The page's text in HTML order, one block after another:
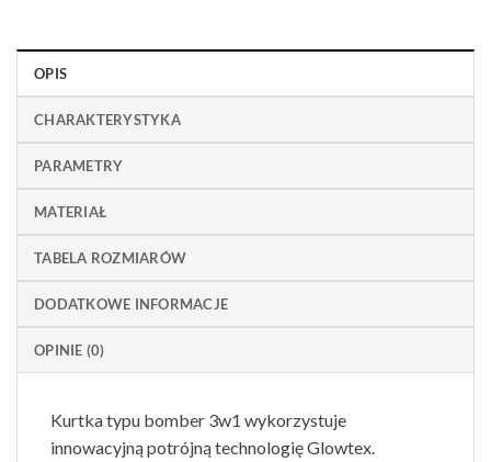
OPIS
CHARAKTERYSTYKA
PARAMETRY
MATERIAŁ
TABELA ROZMIARÓW
DODATKOWE INFORMACJE
OPINIE (0)
Kurtka typu bomber 3w1 wykorzystuje
innowacyjną potrójną technologię Glowtex.